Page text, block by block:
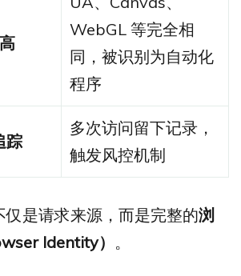
WebGL 等完全相
同，被识别为自动化
程序
踪
多次访问留下记录，
触发风控机制
仅是请求来源，而是完整的浏
Identity） 。